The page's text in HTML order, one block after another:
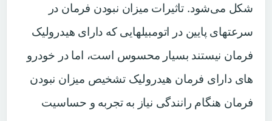
‬شکل‭ ‬می‌شود‭.‬
تاثیرات میزان نبودن فرمان در
سرعتهای پایین در اتومبیلهایی که دارای هیدرولیک
فرمان نیستند بسیار محسوس است، اما در خودرو
های دارای فرمان هیدرولیک تشخیص میزان نبودن
فرمان هنگام رانندگی نیاز به تجربه و حساسیت